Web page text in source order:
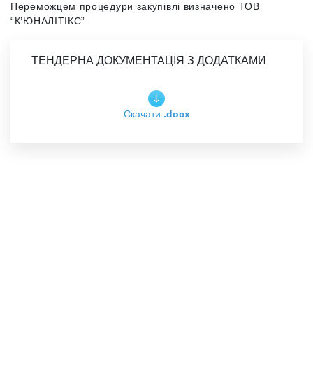
Переможцем процедури закупівлі визначено ТОВ
“К’ЮНАЛІТІКС”.
ТЕНДЕРНА ДОКУМЕНТАЦІЯ З ДОДАТКАМИ
Скачати .docx